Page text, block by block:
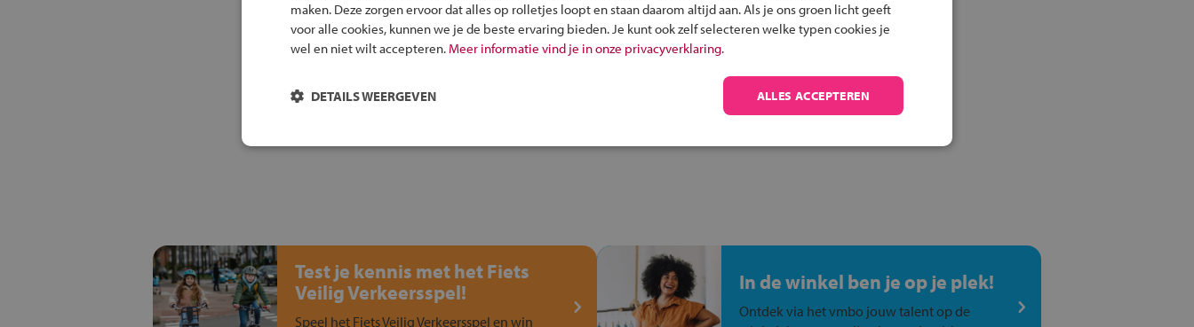
Inschrijven?
Alle informatie om je kind aan te melden bij
Test je kennis met het Fiets
Veilig Verkeersspel!
Speel het Fiets Veilig Verkeersspel en win
In de winkel ben je op je plek!
Ontdek via het vmbo jouw talent op de
maken. Deze zorgen ervoor dat alles op rolletjes loopt en staan daarom altijd aan. Als je ons groen licht geeft
voor alle cookies, kunnen we je de beste ervaring bieden. Je kunt ook zelf selecteren welke typen cookies je
wel en niet wilt accepteren. Meer informatie vind je in onze privacyverklaring.
ALLES ACCEPTEREN
DETAILS WEERGEVEN